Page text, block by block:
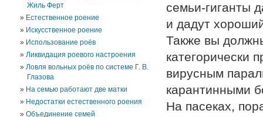
семьи-гиганты
и дадут
Также вы
категорически
вирусным
карантинными
На пасеках,
Жиль Ферт
Естественное роение
Искусственное роение
Использование роёв
Ликвидация роевого настроения
Ловля вольных роёв по системе Г. В.
Глазова
На семью работают две матки
Недостатки естественного роения
Объединение семей